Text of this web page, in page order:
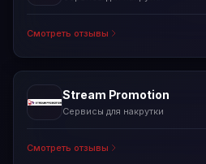
Смотреть отзывы
Stream Promotion
Сервисы для накрутки
Смотреть отзывы